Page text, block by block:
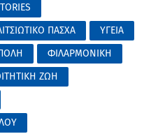
ΠΑΣΧΑ
ΥΓΕΙΑ
ΦΙΛΑΡΜΟΝΙΚΗ
ΖΩΗ